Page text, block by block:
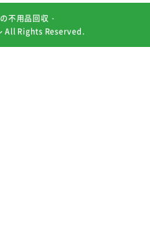
不用品回収・
All Rights Reserved.